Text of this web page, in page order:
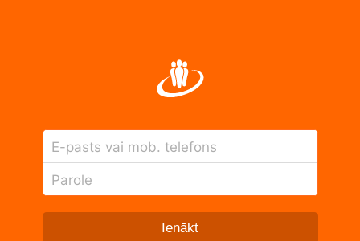
E-pasts vai mob. telefons
Parole
Ienākt